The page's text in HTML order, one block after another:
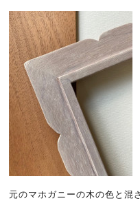
元のマホガニーの木の色と混